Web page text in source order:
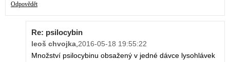
Odpovědět
Re: psilocybin
leoš chvojka,2016-05-18 19:55:22
Množství psilocybinu obsažený v jedné dávce lysohlávek